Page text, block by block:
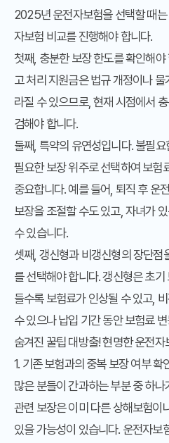
2025년 운전자보험을 선택할 때
자보험 비교를 진행해야 합니다.
첫째, 충분한 보장 한도를 확인해야
고 처리 지원금은 법규 개정이나
라질 수 있으므로, 현재 시점에서
검해야 합니다.
둘째, 특약의 유연성입니다. 불필
필요한 보장 위주로 선택하여 보험
중요합니다. 예를 들어, 퇴직 후 운
보장을 조절할 수도 있고, 자녀가
수 있습니다.
셋째, 갱신형과 비갱신형의 장단점
를 선택해야 합니다. 갱신형은 초
들수록 보험료가 인상될 수 있고,
수 있으나 납입 기간 동안 보험료
숨겨진 꿀팁 대방출! 현명한 운전
1. 기존 보험과의 중복 보장 여부 확
많은 분들이 간과하는 부분 중 하
관련 보장은 이미 다른 상해보험이
있을 가능성이 있습니다. 운전자보